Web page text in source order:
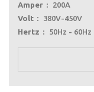
Amper
200A
Volt
380V-450V
Hertz
50Hz - 60Hz